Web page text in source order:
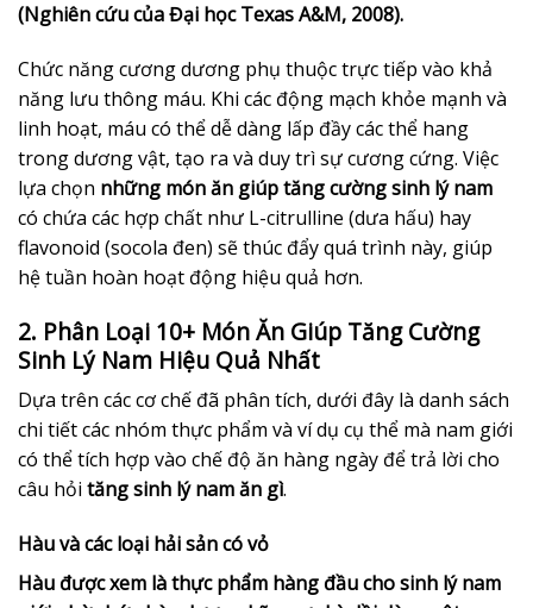
(Nghiên cứu của Đại học Texas A&M, 2008).
Chức năng cương dương phụ thuộc trực tiếp vào khả
năng lưu thông máu. Khi các động mạch khỏe mạnh và
linh hoạt, máu có thể dễ dàng lấp đầy các thể hang
trong dương vật, tạo ra và duy trì sự cương cứng. Việc
lựa chọn những món ăn giúp tăng cường sinh lý nam
có chứa các hợp chất như L-citrulline (dưa hấu) hay
flavonoid (socola đen) sẽ thúc đẩy quá trình này, giúp
hệ tuần hoàn hoạt động hiệu quả hơn.
2. Phân Loại 10+ Món Ăn Giúp Tăng Cường
Sinh Lý Nam Hiệu Quả Nhất
Dựa trên các cơ chế đã phân tích, dưới đây là danh sách
chi tiết các nhóm thực phẩm và ví dụ cụ thể mà nam giới
có thể tích hợp vào chế độ ăn hàng ngày để trả lời cho
câu hỏi tăng sinh lý nam ăn gì.
Hàu và các loại hải sản có vỏ
Hàu được xem là thực phẩm hàng đầu cho sinh lý nam